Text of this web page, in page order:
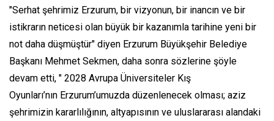
"Serhat şehrimiz Erzurum, bir vizyonun, bir inancın ve bir
istikrarın neticesi olan büyük bir kazanımla tarihine yeni bir
not daha düşmüştür" diyen Erzurum Büyükşehir Belediye
Başkanı Mehmet Sekmen, daha sonra sözlerine şöyle
devam etti, " 2028 Avrupa Üniversiteler Kış
Oyunları’nın Erzurum’umuzda düzenlenecek olması; aziz
şehrimizin kararlılığının, altyapısının ve uluslararası alandaki